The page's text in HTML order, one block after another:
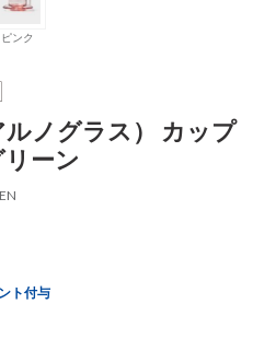
ピンク
ルノグラス） カップ
ーン
ト付与